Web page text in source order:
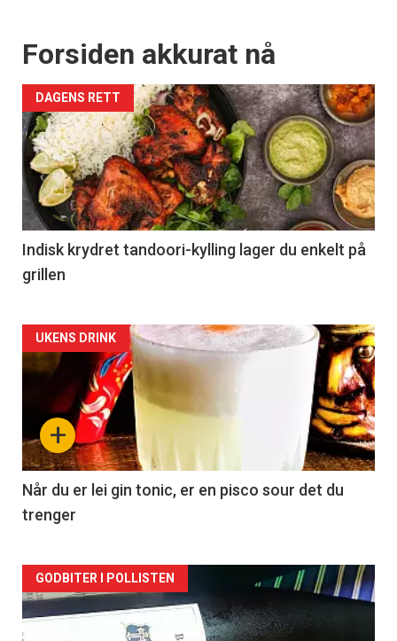
Forsiden akkurat nå
DAGENS RETT
Indisk krydret tandoori-kylling lager du enkelt på
grillen
Forsiden
akkurat
nå
-
2
+
UKENS DRINK
Når du er lei gin tonic, er en pisco sour det du
trenger
Forsiden
akkurat
GODBITER I POLLISTEN